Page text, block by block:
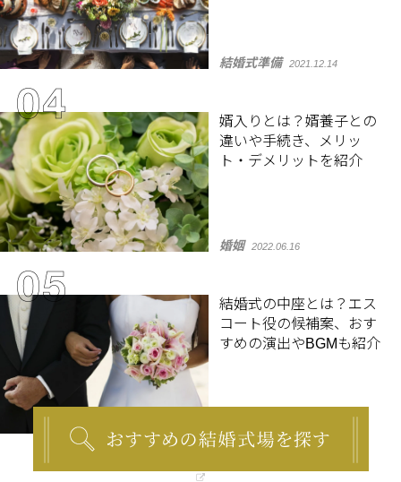
結婚式準備 2021.12.14
婿入りとは？婿養子との
違いや手続き、メリッ
ト・デメリットを紹介
婚姻 2022.06.16
結婚式の中座とは？エス
コート役の候補案、おす
すめの演出やBGMも紹介